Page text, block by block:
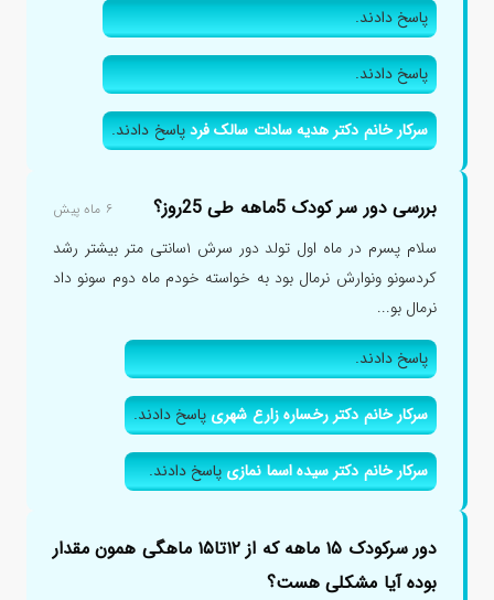
پاسخ دادند.
پاسخ دادند.
سرکار خانم دکتر هدیه سادات سالک فردپاسخ دادند.
بررسی دور سر کودک 5ماهه طی 25روز؟ ۶ ماه پیش
سلام پسرم در ماه اول تولد دور سرش ۱سانتی متر بیشتر رشد
کردسونو ونوارش نرمال بود به خواسته خودم ماه دوم سونو داد
نرمال بو...
پاسخ دادند.
سرکار خانم دکتر رخساره زارع شهریپاسخ دادند.
سرکار خانم دکتر سیده اسما نمازیپاسخ دادند.
دور سرکودک ۱۵ ماهه که از ۱۲تا۱۵ ماهگی همون مقدار
بوده آیا مشکلی هست؟